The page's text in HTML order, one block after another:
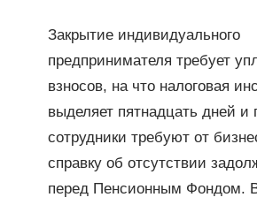
Закрытие индивидуального
предпринимателя требует
взносов, на что налоговая
выделяет пятнадцать дней и
сотрудники требуют от
справку об отсутствии
перед Пенсионным Фондом.